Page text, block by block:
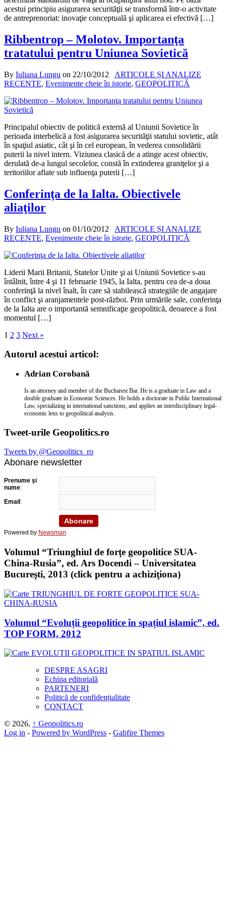
acestui principiu asigurarea securităţii se transformă într-o activitate
de antreprenoriat: inovaţie conceptuală şi aplicarea ei efectivă […]
Ribbentrop – Molotov. Importanţa
tratatului pentru Uniunea Sovietică
By Iuliana Lungu on 22/10/2012
ARTICOLE ȘI ANALIZE
RECENTE, Evenimente cheie în istorie, GEOPOLITICĂ
Principalul obiectiv de politică externă al Uniunii Sovietice în
perioada interbelică a fost asigurarea securităţii statului sovietic, atât
în spaţiul asiatic, cât şi în cel european, în vederea consolidării
puterii la nivel intern. Viziunea clasică de a atinge acest obiectiv,
derulată de-a lungul secolelor, constă în extinderea graniţelor şi a
teritoriilor aflate sub influenţa puterii […]
Conferinţa de la Ialta. Obiectivele
aliaţilor
By Iuliana Lungu on 01/10/2012
ARTICOLE ȘI ANALIZE
RECENTE, Evenimente cheie în istorie, GEOPOLITICĂ
Liderii Marii Britanii, Statelor Unite şi ai Uniunii Sovietice s-au
întâlnit, între 4 şi 11 februarie 1945, la Ialta, pentru cea de-a doua
conferinţă la nivel înalt, în care să stabilească strategiile de angajare
în conflict şi aranjamentele post-război. Prin urmările sale, conferinţa
de la Ialta are o importantă semnificaţie geopolitică, deoarece a fost
momentul […]
1 2 3 Next »
Autorul acestui articol:
Adrian Corobană
Is an attorney and member of the Bucharest Bar. He is a graduate in Law and a
double graduate in Economic Sciences. He holds a doctorate in Public International
Law, specializing in international sanctions, and applies an interdisciplinary legal-
economic lens to geopolitical analysis.
Tweet-urile Geopolitics.ro
Tweets by @Geopolitics_ro
Abonare newsletter
Prenume şi
nume:
Email :
Powered by Newsman
Volumul “Triunghiul de forţe geopolitice SUA-
China-Rusia”, ed. Ars Docendi – Universitatea
Bucureşti, 2013 (click pentru a achiziţiona)
Volumul “Evoluții geopolitice în spațiul islamic”, ed.
TOP FORM, 2012
DESPRE ASAGRI
Echipa editorială
PARTENERI
Politică de confidențialitate
CONTACT
© 2026, ↑ Geopolitics.ro
Log in - Powered by WordPress - Gabfire Themes